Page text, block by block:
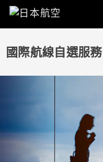
國際航線自選服務